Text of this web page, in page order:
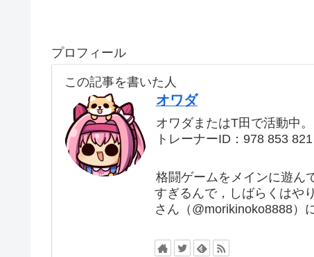
プロフィール
この記事を書いた人
オワダ
オワダまたはT田で活動中。
トレーナーID：978 853 821
格闘ゲームをメインに遊ん
すぎるんで，しばらくはや
さん（@morikinoko8888）